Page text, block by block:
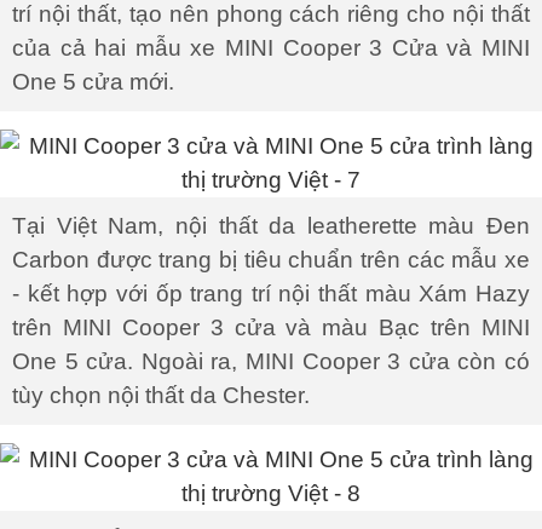
trí nội thất, tạo nên phong cách riêng cho nội thất
của cả hai mẫu xe MINI Cooper 3 Cửa và MINI
One 5 cửa mới.
Tại Việt Nam, nội thất da leatherette màu Đen
Carbon được trang bị tiêu chuẩn trên các mẫu xe
- kết hợp với ốp trang trí nội thất màu Xám Hazy
trên MINI Cooper 3 cửa và màu Bạc trên MINI
One 5 cửa. Ngoài ra, MINI Cooper 3 cửa còn có
tùy chọn nội thất da Chester.